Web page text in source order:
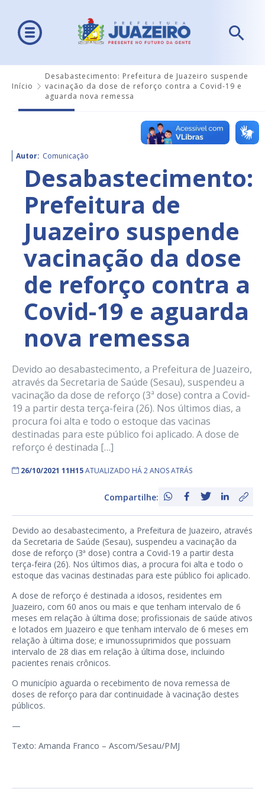
Início
Desabastecimento: Prefeitura de Juazeiro suspende
vacinação da dose de reforço contra a Covid-19 e
aguarda nova remessa
Autor: Comunicação
Desabastecimento:
Prefeitura de
Juazeiro suspende
vacinação da dose
de reforço contra a
Covid-19 e aguarda
nova remessa
Devido ao desabastecimento, a Prefeitura de Juazeiro,
através da Secretaria de Saúde (Sesau), suspendeu a
vacinação da dose de reforço (3ª dose) contra a Covid-
19 a partir desta terça-feira (26). Nos últimos dias, a
procura foi alta e todo o estoque das vacinas
destinadas para este público foi aplicado. A dose de
reforço é destinada […]
26/10/2021 11H15ATUALIZADO HÁ 2 ANOS ATRÁS
Compartilhe:
Devido ao desabastecimento, a Prefeitura de Juazeiro, através
da Secretaria de Saúde (Sesau), suspendeu a vacinação da
dose de reforço (3ª dose) contra a Covid-19 a partir desta
terça-feira (26). Nos últimos dias, a procura foi alta e todo o
estoque das vacinas destinadas para este público foi aplicado.
A dose de reforço é destinada a idosos, residentes em
Juazeiro, com 60 anos ou mais e que tenham intervalo de 6
meses em relação à última dose; profissionais de saúde ativos
e lotados em Juazeiro e que tenham intervalo de 6 meses em
relação à última dose; e imunossuprimidos que possuam
intervalo de 28 dias em relação à última dose, incluindo
pacientes renais crônicos.
O município aguarda o recebimento de nova remessa de
doses de reforço para dar continuidade à vacinação destes
públicos.
—
Texto: Amanda Franco – Ascom/Sesau/PMJ